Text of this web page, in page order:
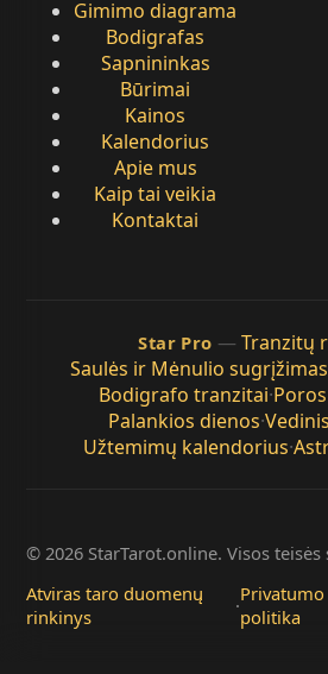
Gimimo diagrama
Bodigrafas
Sapnininkas
Būrimai
Kainos
Kalendorius
Apie mus
Kaip tai veikia
Kontaktai
Star Pro — Tranzitų
Saulės ir Mėnulio sugrįžimas
Bodigrafo tranzitai·
Palankios dienos·
Užtemimų kalendorius·
© 2026 StarTarot.online. Visos teisės
Atviras taro duomenų
rinkinys
·Privatumo
politika